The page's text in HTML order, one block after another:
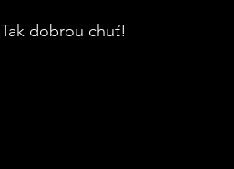
Tak dobrou chuť!